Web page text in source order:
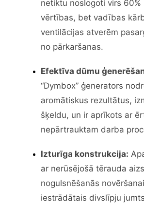
netiktu noslogoti virs 60%
vērtības, bet vadības
ventilācijas atverēm
no pārkaršanas.
Efektīva dūmu
“Dymbox” ģenerators
aromātiskus rezultātus,
šķeldu, un ir aprīkots ar
nepārtrauktam darba
Izturīga konstrukcija:
ar nerūsējošā tērauda
nogulsnēšanās
iestrādātais divslīpju